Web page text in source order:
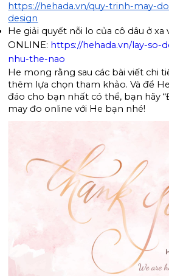
https://hehada.vn/quy-trinh-may-
design
He giải quyết nỗi lo của cô dâu ở xa
ONLINE: https://hehada.vn/lay-so-
nhu-the-nao
He mong rằng sau các bài viết chi
thêm lựa chọn tham khảo. Và để
đáo cho bạn nhất có thể, bạn hãy
may đo online với He bạn nhé!